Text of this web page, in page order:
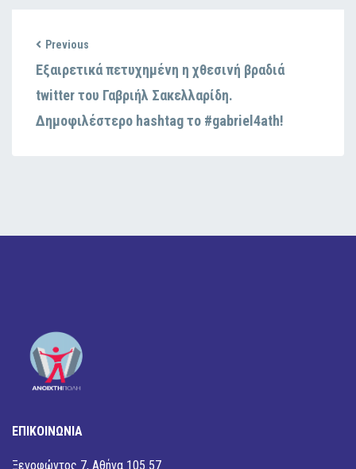
Previous
Εξαιρετικά πετυχημένη η χθεσινή βραδιά
twitter του Γαβριήλ Σακελλαρίδη.
Δημοφιλέστερο hashtag το #gabriel4ath!
ΕΠΙΚΟΙΝΩΝΙΑ
Ξενοφώντος 7, Αθήνα 105 57